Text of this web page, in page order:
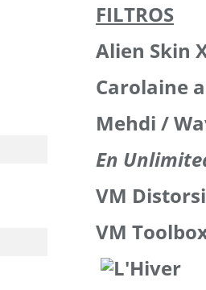
FILTROS
Alien Skin
Carolaine
Mehdi /
En
VM
VM